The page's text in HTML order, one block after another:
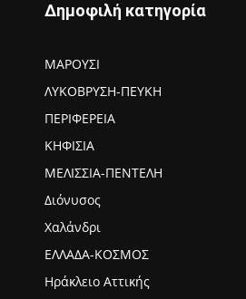
Δημοφιλή κατηγορία
ΜΑΡΟΥΣΙ
ΛΥΚΟΒΡΥΣΗ-ΠΕΥΚΗ
ΠΕΡΙΦΕΡΕΙΑ
ΚΗΦΙΣΙΑ
ΜΕΛΙΣΣΙΑ-ΠΕΝΤΕΛΗ
Διόνυσος
Χαλάνδρι
ΕΛΛΑΔΑ-ΚΟΣΜΟΣ
Ηράκλειο Αττικής